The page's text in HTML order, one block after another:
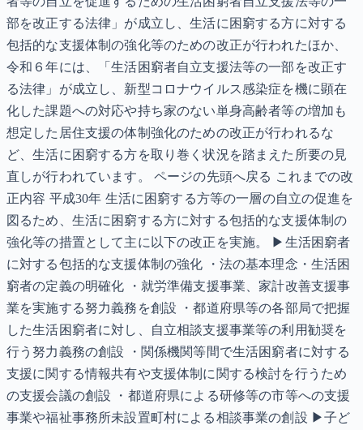
部を改正する法律」が成立し、生活に困窮する方に対する
包括的な支援体制の強化等のための改正が行われたほか、
令和６年には、「生活困窮者自立支援法等の一部を改正す
る法律」が成立し、新型コロナウイルス感染症を機に顕在
化した課題への対応や持ち家のない単身高齢者等の増加も
想定した居住支援の体制強化のための改正が行われるな
ど、生活に困窮する方を取り巻く状況を踏まえた所要の見
直しが行われています。 ページの先頭へ戻る これまでの改
正内容 平成30年 生活に困窮する方等の一層の自立の促進を
図るため、生活に困窮する方に対する包括的な支援体制の
強化等の措置として主に以下の改正を実施。 ▶生活困窮者
に対する包括的な支援体制の強化 ・法の基本理念・生活困
窮者の定義の明確化 ・就労準備支援事業、家計改善支援事
業を実施する努力義務を創設 ・都道府県等の各部局で把握
した生活困窮者に対し、自立相談支援事業等の利用勧奨を
行う努力義務の創設 ・関係機関等間で生活困窮者に対する
支援に関する情報共有や支援体制に関する検討を行うため
の支援会議の創設 ・都道府県による研修等の市等への支援
事業や福祉事務所未設置町村による相談事業の創設 ▶子ど